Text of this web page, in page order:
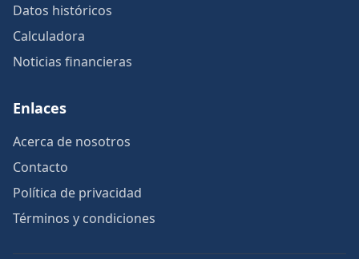
Datos históricos
Calculadora
Noticias financieras
Enlaces
Acerca de nosotros
Contacto
Política de privacidad
Términos y condiciones